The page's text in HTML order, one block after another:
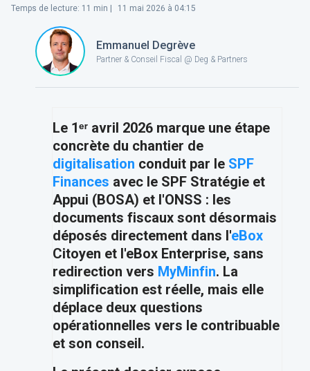
Temps de lecture: 11 min | 11 mai 2026 à 04:15
Emmanuel Degrève
Partner & Conseil Fiscal @ Deg & Partners
Le 1ᵉʳ avril 2026 marque une étape
concrète du chantier de
digitalisation conduit par le SPF
Finances avec le SPF Stratégie et
Appui (BOSA) et l'ONSS : les
documents fiscaux sont désormais
déposés directement dans l'eBox
Citoyen et l'eBox Enterprise, sans
redirection vers MyMinfin. La
simplification est réelle, mais elle
déplace deux questions
opérationnelles vers le contribuable
et son conseil.